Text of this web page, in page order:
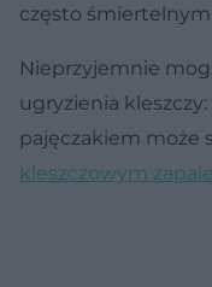
często śmiertelnym
Nieprzyjemnie
ugryzienia
pajęczakiem może
kleszczowym